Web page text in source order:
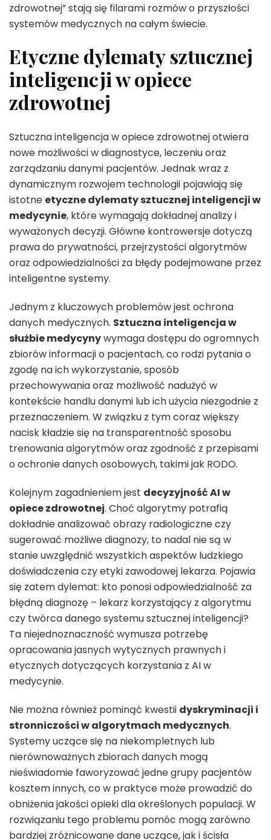
zdrowotnej” stają się filarami rozmów o przyszłości
systemów medycznych na całym świecie.
Etyczne dylematy sztucznej
inteligencji w opiece
zdrowotnej
Sztuczna inteligencja w opiece zdrowotnej otwiera
nowe możliwości w diagnostyce, leczeniu oraz
zarządzaniu danymi pacjentów. Jednak wraz z
dynamicznym rozwojem technologii pojawiają się
istotne etyczne dylematy sztucznej inteligencji w
medycynie, które wymagają dokładnej analizy i
wyważonych decyzji. Główne kontrowersje dotyczą
prawa do prywatności, przejrzystości algorytmów
oraz odpowiedzialności za błędy podejmowane przez
inteligentne systemy.
Jednym z kluczowych problemów jest ochrona
danych medycznych. Sztuczna inteligencja w
służbie medycynywymaga dostępu do ogromnych
zbiorów informacji o pacjentach, co rodzi pytania o
zgodę na ich wykorzystanie, sposób
przechowywania oraz możliwość nadużyć w
kontekście handlu danymi lub ich użycia niezgodnie z
przeznaczeniem. W związku z tym coraz większy
nacisk kładzie się na transparentność sposobu
trenowania algorytmów oraz zgodność z przepisami
o ochronie danych osobowych, takimi jak RODO.
Kolejnym zagadnieniem jest decyzyjność AI w
opiece zdrowotnej. Choć algorytmy potrafią
dokładnie analizować obrazy radiologiczne czy
sugerować możliwe diagnozy, to nadal nie są w
stanie uwzględnić wszystkich aspektów ludzkiego
doświadczenia czy etyki zawodowej lekarza. Pojawia
się zatem dylemat: kto ponosi odpowiedzialność za
błędną diagnozę – lekarz korzystający z algorytmu
czy twórca danego systemu sztucznej inteligencji?
Ta niejednoznaczność wymusza potrzebę
opracowania jasnych wytycznych prawnych i
etycznych dotyczących korzystania z AI w
medycynie.
Nie można również pominąć kwestii dyskryminacji i
stronniczości w algorytmach medycznych.
Systemy uczące się na niekompletnych lub
nierównoważnych zbiorach danych mogą
nieświadomie faworyzować jedne grupy pacjentów
kosztem innych, co w praktyce może prowadzić do
obniżenia jakości opieki dla określonych populacji. W
rozwiązaniu tego problemu pomóc mogą zarówno
bardziej zróżnicowane dane uczące, jak i ścisła